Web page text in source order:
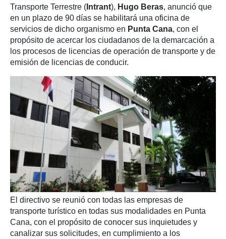
Transporte Terrestre ( Intrant), Hugo Beras, anunció que
en un plazo de 90 días se habilitará una oficina de
servicios de dicho organismo en Punta Cana, con el
propósito de acercar los ciudadanos de la demarcación a
los procesos de licencias de operación de transporte y de
emisión de licencias de conducir.
El directivo se reunió con todas las empresas de
transporte turístico en todas sus modalidades en Punta
Cana, con el propósito de conocer sus inquietudes y
canalizar sus solicitudes, en cumplimiento a los